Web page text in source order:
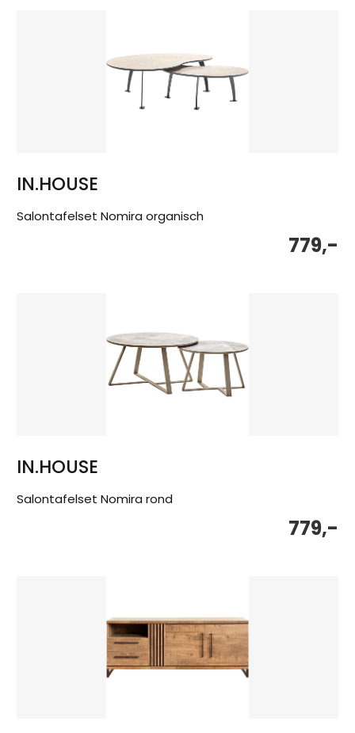
IN.HOUSE
Salontafelset Nomira organisch
779,-
IN.HOUSE
Salontafelset Nomira rond
779,-